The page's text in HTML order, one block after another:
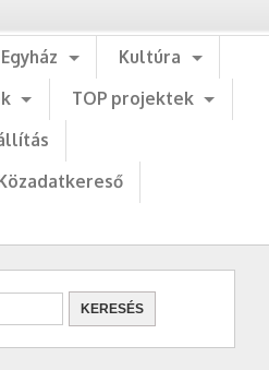
Egyház
Kultúra
TOP projektek